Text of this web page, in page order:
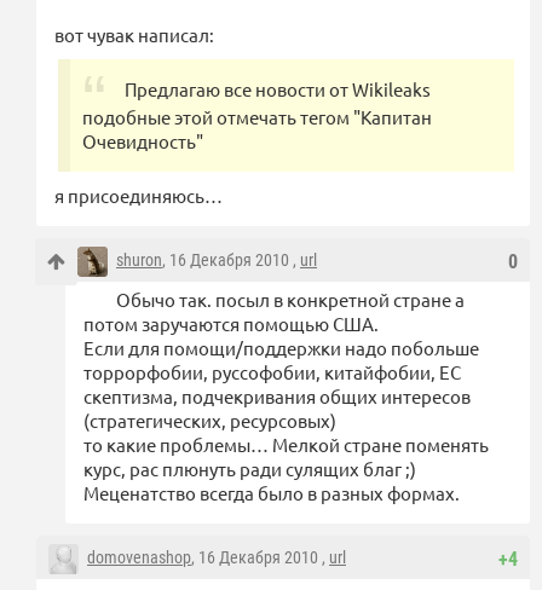
вот чувак написал:
Предлагаю все новости от Wikileaks
подобные этой отмечать тегом "Капитан
Очевидность"
я присоединяюсь…
0
shuron, 16 Декабря 2010 , url
Обычо так. посыл в конкретной стране а
потом заручаются помощью США.
Если для помощи/поддержки надо побольше
торрорфобии, руссофобии, китайфобии, ЕС
скептизма, подчекривания общих интересов
(стратегических, ресурсовых)
то какие проблемы… Мелкой стране поменять
курс, рас плюнуть ради сулящих благ ;)
Меценатство всегда было в разных формах.
+4
domovenashop, 16 Декабря 2010 , url